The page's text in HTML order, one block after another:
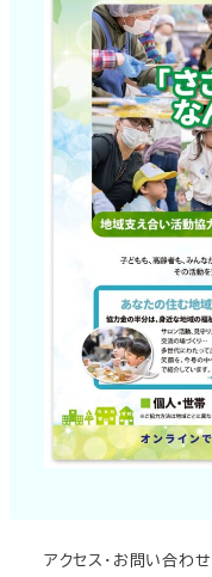
アクセス・お問い合わせ